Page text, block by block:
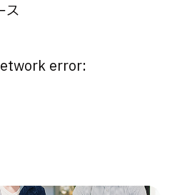
ス
error: